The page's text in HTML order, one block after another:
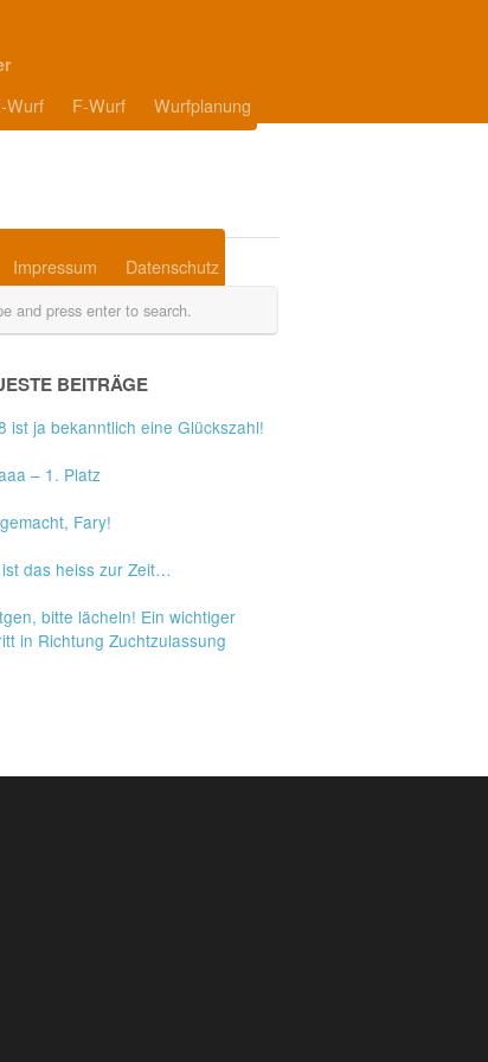
Wurf F-Wurf Wurfplanung
Impressum Datenschutz
BEITRÄGE
ist ja bekanntlich eine Glückszahl!
– 1. Platz
Fary!
ist das heiss zur Zeit…
bitte lächeln! Ein wichtiger
in Richtung Zuchtzulassung